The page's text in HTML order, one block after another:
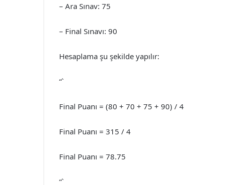
– Ara Sınav: 75
– Final Sınavı: 90
Hesaplama şu şekilde yapılır:
“`
Final Puanı = (80 + 70 + 75 + 90) / 4
Final Puanı = 315 / 4
Final Puanı = 78.75
“`